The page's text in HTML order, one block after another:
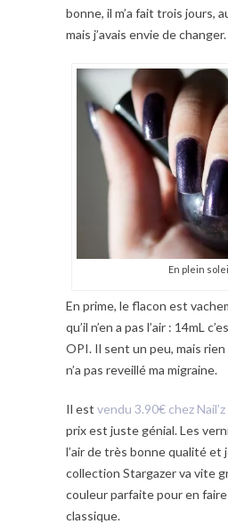
bonne, il m’a fait trois jours,
mais j’avais envie de changer.
En plein
En prime, le flacon est
qu’il n’en a pas l’air : 14mL
OPI. Il sent un peu, mais
n’a pas reveillé ma migraine.
Il est vendu 3.90€ chez Nail’z
prix est juste génial. Les
l’air de très bonne qualité et
collection Stargazer va vite
couleur parfaite pour en
classique.